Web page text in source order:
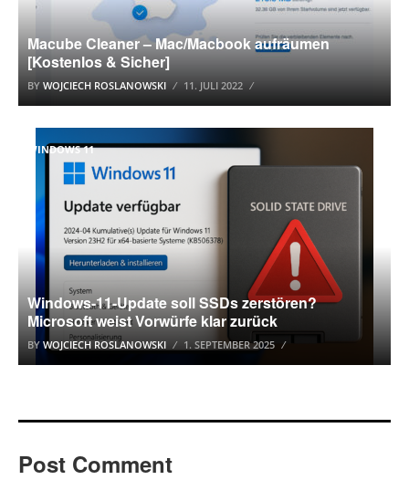
Macube Cleaner – Mac/Macbook aufräumen
[Kostenlos & Sicher]
BY WOJCIECH ROSLANOWSKI 11. JULI 2022
WINDOWS 11
Windows-11-Update soll SSDs zerstören?
Microsoft weist Vorwürfe klar zurück
BY WOJCIECH ROSLANOWSKI 1. SEPTEMBER 2025
Post Comment